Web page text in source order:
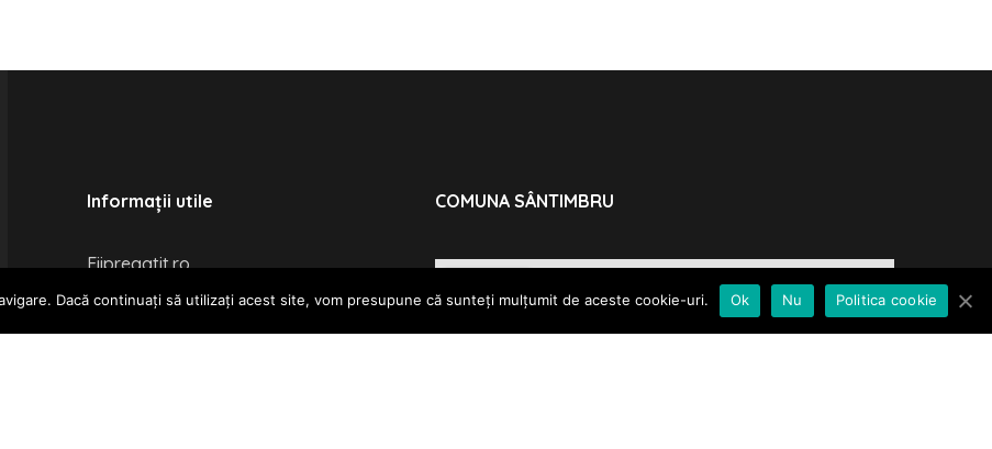
Informații utile
Fiipregatit.ro
Visit Alba
COMUNA SÂNTIMBRU
Dacă continuați să utilizați acest site, vom presupune că sunteți mulțumit de aceste cookie-uri. Ok Nu Politica cookie